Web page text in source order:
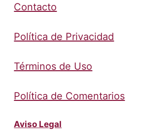
Contacto
Política de Privacidad
Términos de Uso
Política de Comentarios
Aviso Legal